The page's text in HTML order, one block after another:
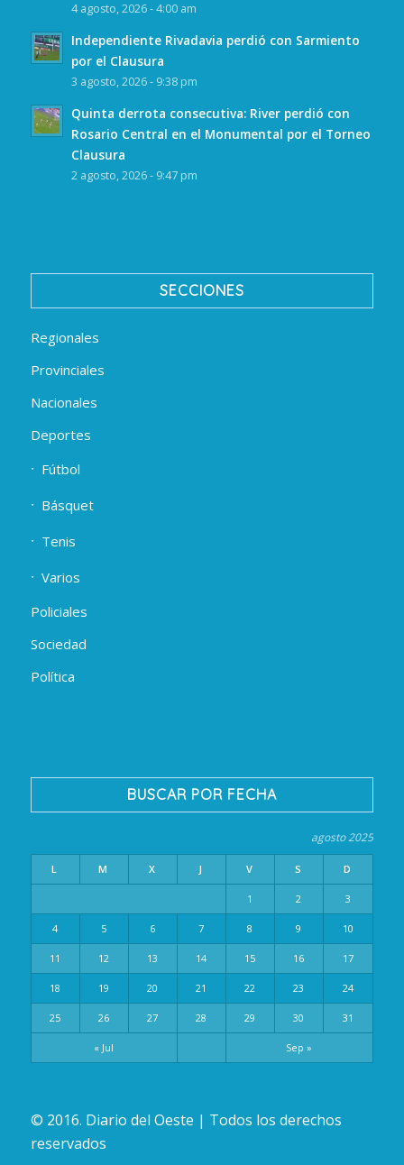
4 agosto, 2026 - 4:00 am
Independiente Rivadavia perdió con Sarmiento
por el Clausura
3 agosto, 2026 - 9:38 pm
Quinta derrota consecutiva: River perdió con
Rosario Central en el Monumental por el Torneo
Clausura
2 agosto, 2026 - 9:47 pm
SECCIONES
Regionales
Provinciales
Nacionales
Deportes
Fútbol
Básquet
Tenis
Varios
Policiales
Sociedad
Política
BUSCAR POR FECHA
agosto 2025
L M X J V S D
« Jul Sep »
1 2 3
4 5 6 7 8 9 10
11 12 13 14 15 16 17
18 19 20 21 22 23 24
25 26 27 28 29 30 31
© 2016. Diario del Oeste | Todos los derechos
reservados